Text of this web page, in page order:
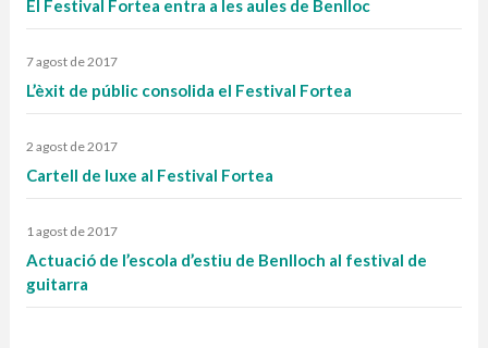
El Festival Fortea entra a les aules de Benlloc
7 agost de 2017
L’èxit de públic consolida el Festival Fortea
2 agost de 2017
Cartell de luxe al Festival Fortea
1 agost de 2017
Actuació de l’escola d’estiu de Benlloch al festival de
guitarra